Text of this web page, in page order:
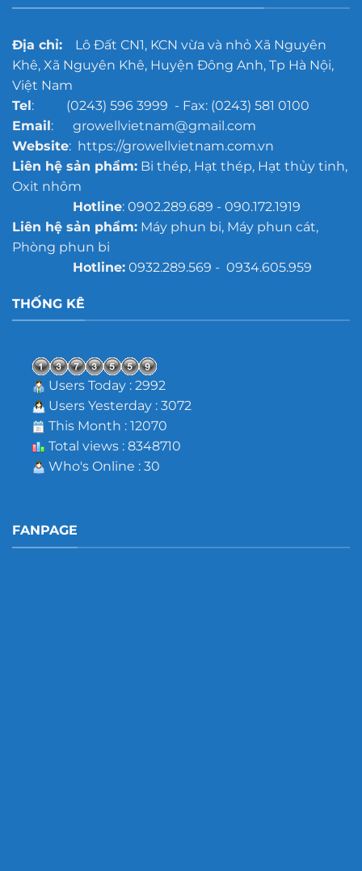
Địa chỉ:Lô Đất CN1, KCN vừa và nhỏ Xã Nguyên
Khê, Xã Nguyên Khê, Huyện Đông Anh, Tp Hà Nội,
Việt Nam
Tel: (0243) 596 3999 - Fax: (0243) 581 0100
Email: growellvietnam@gmail.com
Website: https://growellvietnam.com.vn
Liên hệ sản phẩm:Bi thép, Hạt thép, Hạt thủy tinh,
Oxit nhôm
Hotline: 0902.289.689 - 090.172.1919
Liên hệ sản phẩm:Máy phun bi, Máy phun cát,
Phòng phun bi
Hotline:0932.289.569 - 0934.605.959
THỐNG KÊ
Users Today : 2992
Users Yesterday : 3072
This Month : 12070
Total views : 8348710
Who's Online : 30
FANPAGE